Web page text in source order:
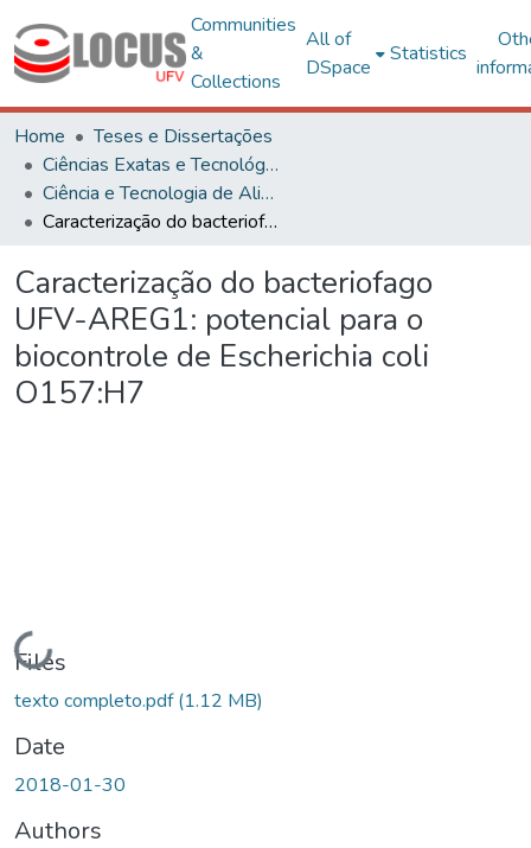
Communities
&
Collections
All of
DSpace
Statistics
Home
Teses e Dissertações
Ciências Exatas e Tecnológicas
Ciência e Tecnologia de Alimentos
Caracterização do bacteriofago UFV-AREG1: potencial para o biocontrole de Escherichia coli O157:H7
Caracterização do bacteriofago
UFV-AREG1: potencial para o
biocontrole de Escherichia coli
O157:H7
Loading...
Files
texto completo.pdf(1.12 MB)
Date
2018-01-30
Authors